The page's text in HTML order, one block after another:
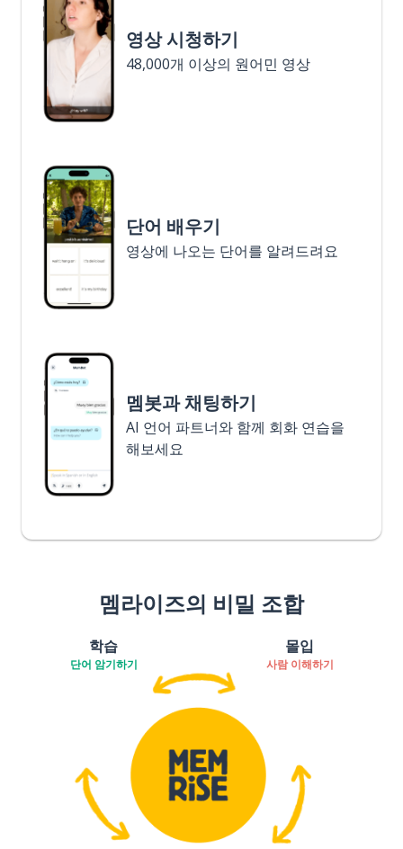
영상 시청하기
48,000개 이상의 원어민 영상
단어 배우기
영상에 나오는 단어를 알려드려요
멤봇과 채팅하기
AI 언어 파트너와 함께 회화 연습을
해보세요
멤라이즈의 비밀 조합
학습
단어 암기하기
몰입
사람 이해하기